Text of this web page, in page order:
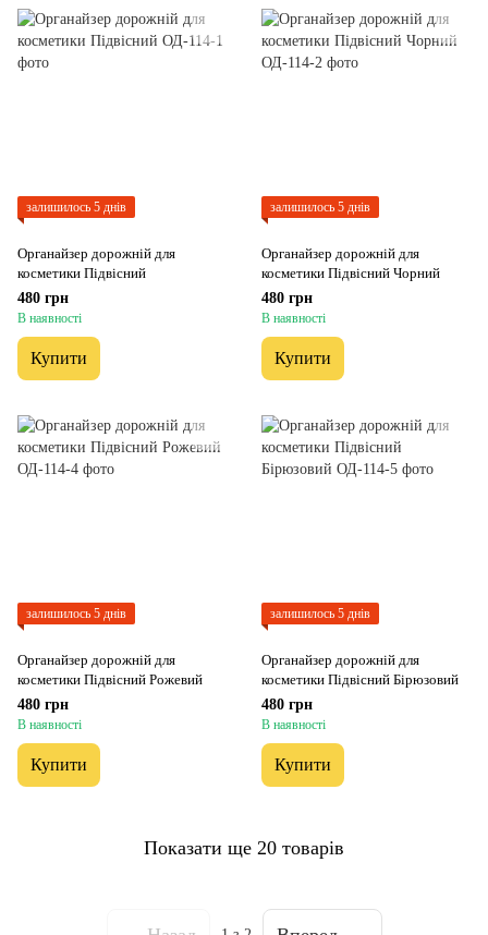
залишилось 5 днів
Органайзер дорожній для
косметики Підвісний
480 грн
В наявності
Купити
залишилось 5 днів
Органайзер дорожній для
косметики Підвісний Чорний
480 грн
В наявності
Купити
залишилось 5 днів
Органайзер дорожній для
косметики Підвісний Рожевий
480 грн
В наявності
Купити
залишилось 5 днів
Органайзер дорожній для
косметики Підвісний Бірюзовий
480 грн
В наявності
Купити
Показати ще 20 товарів